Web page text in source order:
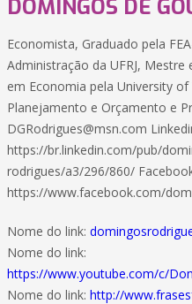
DOMINGOS DE
Economista, Graduado pela
Administração da UFRJ, Mestre
em Economia pela University
Planejamento e Orçamento e
DGRodrigues@msn.com
https://br.linkedin.com/pub/
rodrigues/a3/296/860/
https://www.facebook.com/
Nome do link:
Nome do link:
https://www.youtube.com/c/
Nome do link: http://